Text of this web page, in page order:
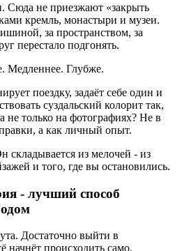
Сюда не приезжают «закрыть
кремль, монастыри и музеи.
за пространством, за
перестало подгонять.
Медленнее. Глубже.
поездку, задаёт себе один и
суздальский колорит так,
не только на фотографиях? Не в
а как личный опыт.
складывается из мелочей - из
и того, где вы остановились.
- лучший способ
Достаточно выйти в
начнёт происходить само.